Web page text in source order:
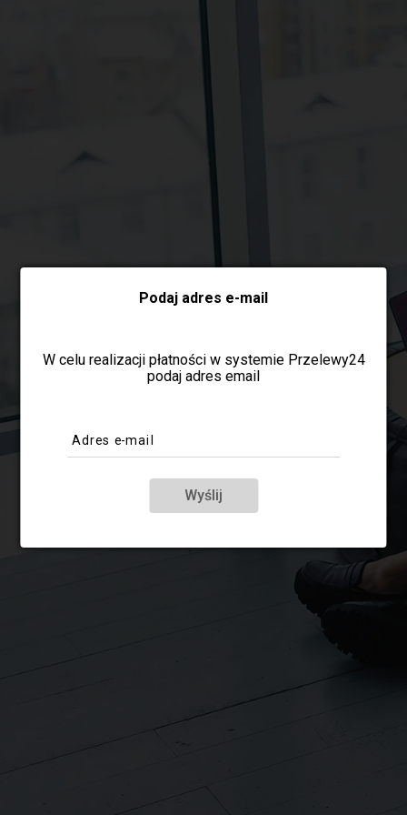
Wybierz formę płatności
Podaj adres e-mail
W celu realizacji płatności w systemie Przelewy24
podaj adres email
Adres e-mail
Wyślij